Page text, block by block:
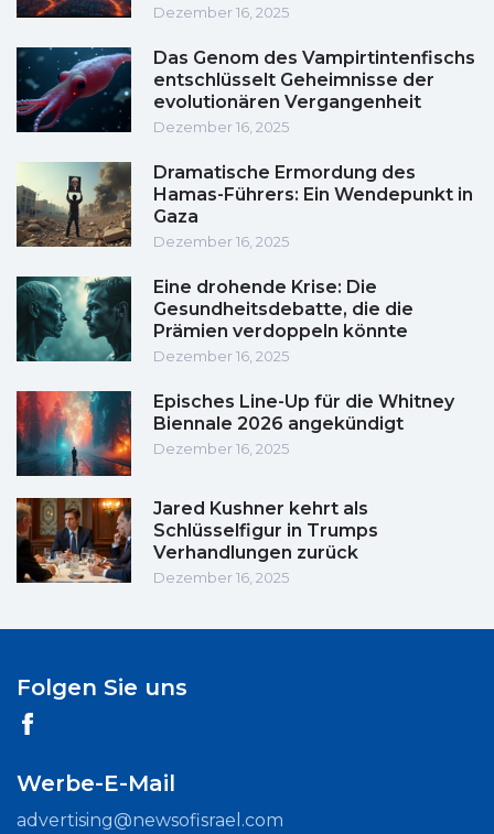
Dezember 16, 2025
Das Genom des Vampirtintenfischs
entschlüsselt Geheimnisse der
evolutionären Vergangenheit
Dezember 16, 2025
Dramatische Ermordung des
Hamas-Führers: Ein Wendepunkt in
Gaza
Dezember 16, 2025
Eine drohende Krise: Die
Gesundheitsdebatte, die die
Prämien verdoppeln könnte
Dezember 16, 2025
Episches Line-Up für die Whitney
Biennale 2026 angekündigt
Dezember 16, 2025
Jared Kushner kehrt als
Schlüsselfigur in Trumps
Verhandlungen zurück
Dezember 16, 2025
Folgen Sie uns
Werbe-E-Mail
advertising@newsofisrael.com